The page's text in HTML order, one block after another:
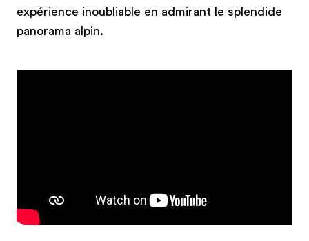
expérience inoubliable en admirant le splendide
panorama alpin.